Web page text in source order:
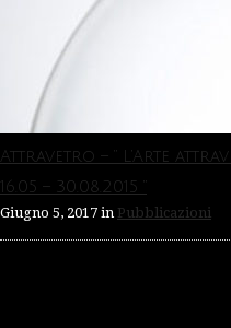
Attravetro – ” L’Arte
16.05 – 30.08.2015 “
Giugno 5, 2017 in Pubblicazioni